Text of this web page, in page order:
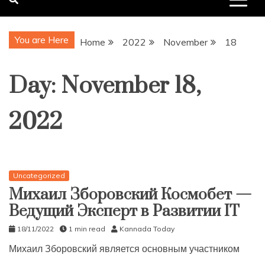
You are Here Home 2022 November 18
Day: November 18,
2022
Uncategorized
Михаил Зборовский Космобет —
Ведущий Эксперт в Развитии IT
18/11/2022 1 min read Kannada Today
Михаил Зборовский является основным участником